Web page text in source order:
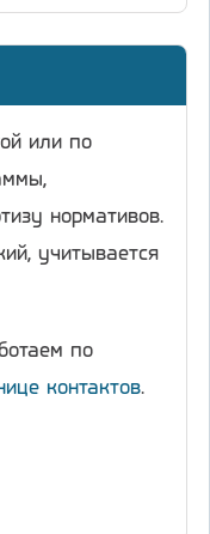
или по
нормативов.
учитывается
по
контактов.